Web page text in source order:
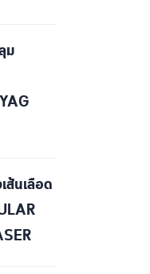
ม
ส้นเลือด